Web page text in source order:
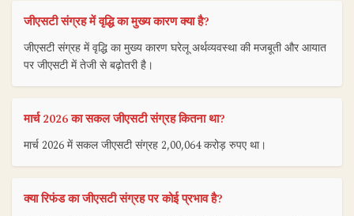
जीएसटी संग्रह में वृद्धि का मुख्य कारण क्या है?
जीएसटी संग्रह में वृद्धि का मुख्य कारण घरेलू अर्थव्यवस्था की मजबूती और आयात
पर जीएसटी में तेजी से बढ़ोतरी है।
मार्च 2026 का सकल जीएसटी संग्रह कितना था?
मार्च 2026 में सकल जीएसटी संग्रह 2,00,064 करोड़ रुपए था।
क्या रिफंड का जीएसटी संग्रह पर कोई प्रभाव है?